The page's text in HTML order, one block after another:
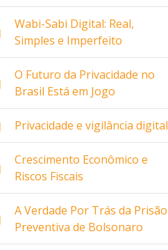
Wabi-Sabi Digital: Real,
Simples e Imperfeito
O Futuro da Privacidade no
Brasil Está em Jogo
Privacidade e vigilância digital
Crescimento Econômico e
Riscos Fiscais
A Verdade Por Trás da Prisão
Preventiva de Bolsonaro